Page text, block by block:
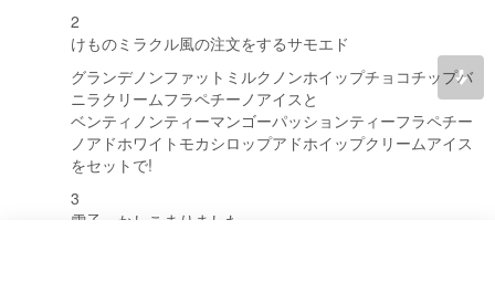
2
けものミラクル風の注文をするサモエド
グランデノンファットミルクノンホイップチョコチップバ
ニラクリームフラペチーノアイスと
ベンティノンティーマンゴーパッションティーフラペチー
ノアドホワイトモカシロップアドホイップクリームアイス
をセットで!
3
雪子 かしこまりました～